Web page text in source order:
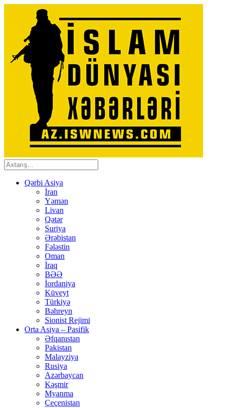
Qərbi Asiya
İran
Yəmən
Livan
Qətər
Suriya
Ərəbistan
Fələstin
Oman
İraq
BƏƏ
İordaniya
Küveyt
Türkiyə
Bəhreyn
Sionist Rejimi
Orta Asiya – Pasifik
Əfqanıstan
Pakistan
Malayziya
Rusiya
Azərbaycan
Kəşmir
Myanma
Çeçenistan